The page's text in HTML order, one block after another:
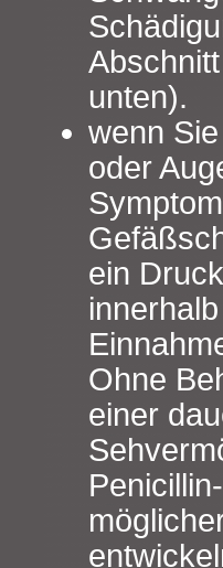
unten).
wenn
oder
ein
Ohne
einer